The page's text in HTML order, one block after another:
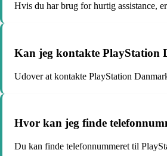
Hvis du har brug for hurtig assistance,
Kan jeg kontakte PlayStation
Udover at kontakte PlayStation
Hvor kan jeg finde
Du kan finde telefonnummeret til